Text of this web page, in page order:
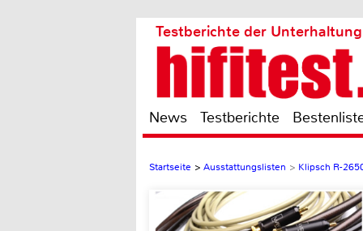
Testberichte der
News Testberichte
Startseite > Ausstattungslisten > Klipsch R-